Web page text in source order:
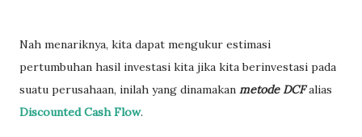
Nah menariknya, kita dapat mengukur estimasi
pertumbuhan hasil investasi kita jika kita berinvestasi pada
suatu perusahaan, inilah yang dinamakan metode DCFalias
Discounted Cash Flow.